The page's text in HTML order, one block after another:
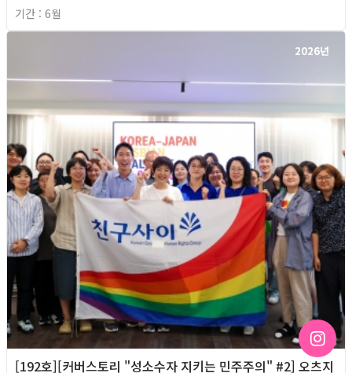
기간 : 6월
2026년
[192호][커버스토리 "성소수자 지키는 민주주의" #2] 오츠지